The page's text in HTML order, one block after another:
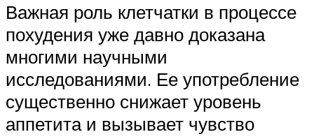
Важная роль клетчатки в процессе
похудения уже давно доказана
многими научными
исследованиями. Ее употребление
существенно снижает уровень
аппетита и вызывает чувство